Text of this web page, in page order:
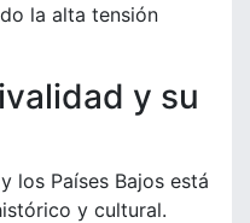
la alta tensión
y su
los Países Bajos está
y cultural.